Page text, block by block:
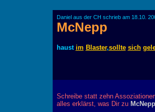
Daniel aus der CH schrieb am 18.10.
McNepp
haust im Blaster,sollte sich
Schreibe statt zehn
alles erklärst, was Dir zu McNepp